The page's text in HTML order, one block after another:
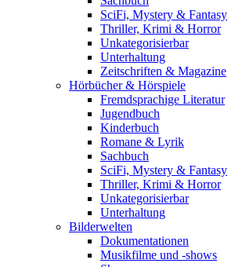
SciFi, Mystery & Fantasy
Thriller, Krimi & Horror
Unkategorisierbar
Unterhaltung
Zeitschriften & Magazine
Hörbücher & Hörspiele
Fremdsprachige Literatur
Jugendbuch
Kinderbuch
Romane & Lyrik
Sachbuch
SciFi, Mystery & Fantasy
Thriller, Krimi & Horror
Unkategorisierbar
Unterhaltung
Bilderwelten
Dokumentationen
Musikfilme und -shows